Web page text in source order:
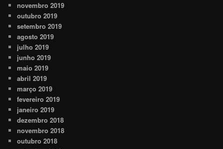
novembro 2019
outubro 2019
setembro 2019
agosto 2019
julho 2019
junho 2019
maio 2019
abril 2019
março 2019
fevereiro 2019
janeiro 2019
dezembro 2018
novembro 2018
outubro 2018